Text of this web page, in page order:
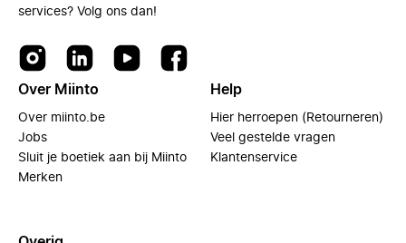
services? Volg ons dan!
Over Miinto
Over miinto.be
Jobs
Sluit je boetiek aan bij Miinto
Merken
Help
Hier herroepen (Retourneren)
Veel gestelde vragen
Klantenservice